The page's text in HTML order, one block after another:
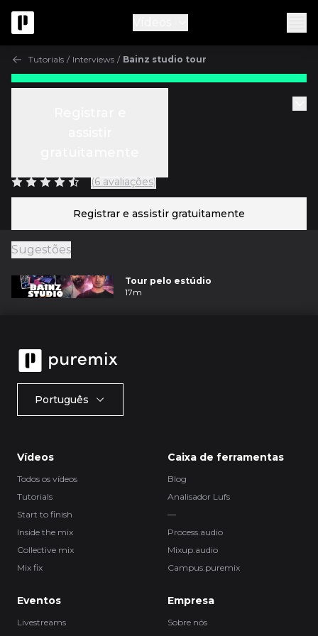
Tutorials / Interviews / Bainz studio tour
(6 avaliações)
Registrar e assistir gratuitamente
Sugestões
Tour pelo estúdio
17m
Português
Vídeos
Todos os vídeos
Tutorials
Start to finish
Inside the mix
Collective mix
Mix fix
Caixa de ferramentas
Blog
Analisador Lufs
—
Process.audio
Mixup.audio
Campus.puremix
Eventos
Livestreams
Empresa
Sobre nós